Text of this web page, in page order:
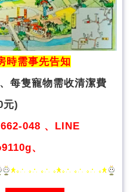
時需事先告知
每隻寵物需收清潔費
元)
048 、LINE
、